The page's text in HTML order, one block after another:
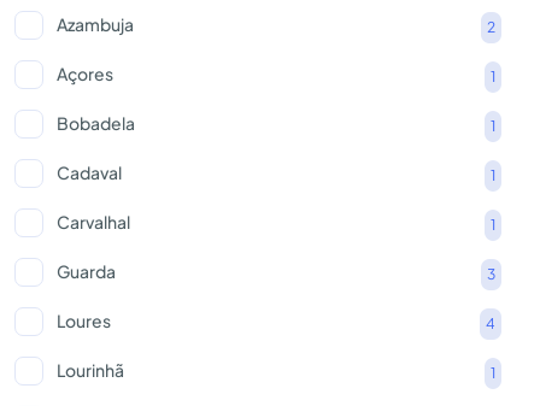
Azambuja 2
Açores 1
Bobadela 1
Cadaval 1
Carvalhal 1
Guarda 3
Loures 4
Lourinhã 1